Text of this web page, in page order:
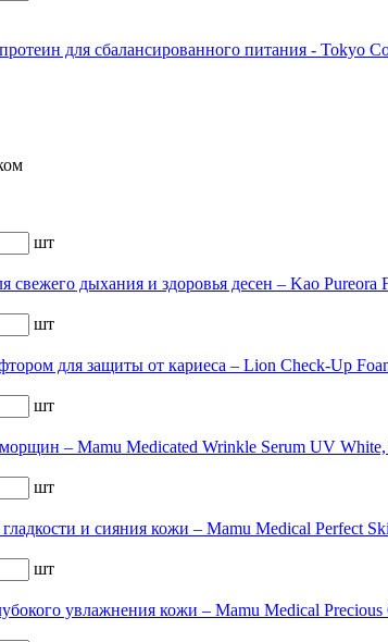
для сбалансированного питания - Tokyo
шт
свежего дыхания и здоровья десен – Kao Pureora
шт
для защиты от кариеса – Lion Check-Up
шт
– Mamu Medicated Wrinkle Serum UV White,
шт
и сияния кожи – Mamu Medical Perfect
шт
увлажнения кожи – Mamu Medical